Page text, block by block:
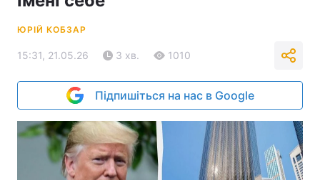
ЮРІЙ КОБЗАР
15:31, 21.05.26 3 хв. 1010
Підпишіться на нас в Google